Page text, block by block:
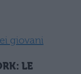
giovani
LE